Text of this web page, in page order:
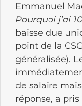
Emmanuel
Pourquoi j’ai
baisse due
point de la
généralisée).
de salaire
réponse, a